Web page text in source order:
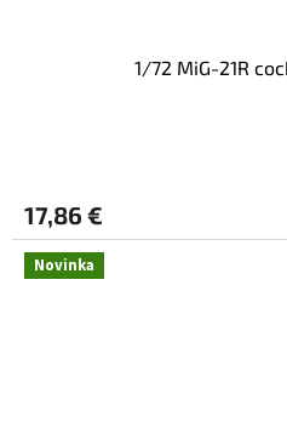
1/72 MiG-21R
17,86 €
Novinka